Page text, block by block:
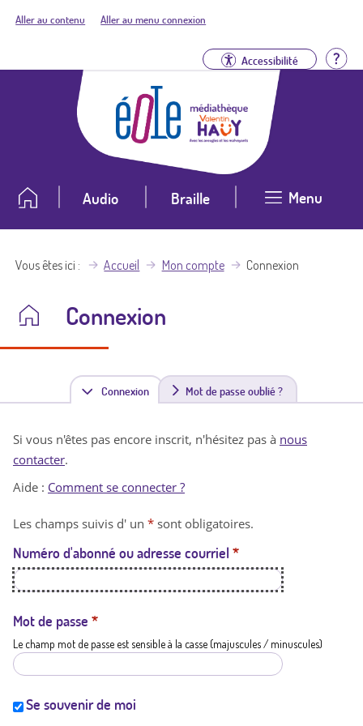
Aller au contenu Aller au menu connexion
Accessibilité
Audio Braille Menu
Vous êtes ici Accueil Mon compte Connexion
Connexion
Connexion(
n
t
a
t
i
Mot de passe oublié ?
Si vous n'êtes pas encore inscrit, n'hésitez pas à nous
contacter.
Aide : Comment se connecter ?
Les champs suivis d' un * sont obligatoires.
Numéro d'abonné ou adresse courriel *
Mot de passe *
Le champ mot de passe est sensible à la casse (majuscules / minuscules)
Se souvenir de moi